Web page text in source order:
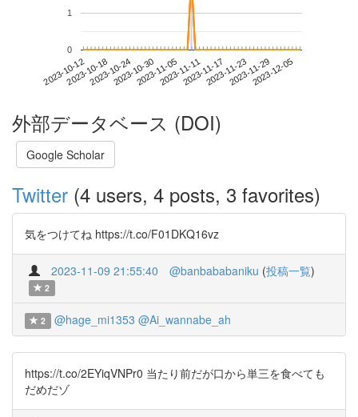
2023-10-122023-10-182023-10-242023-10-302023-11-052023-11-112023-11-172023-11-232023-11-292023-12-05
0
1
外部データベース (DOI)
Google Scholar
Twitter (4 users, 4 posts, 3 favorites)
気をつけてね https://t.co/F01DKQ16vz
2023-11-09 21:55:40 @banbababaniku (投稿一覧)
2
2 @hage_mi1353 @Ai_wannabe_ah
https://t.co/2EYiqVNPr0 当たり前だが口から単三を食べても
だめだゾ